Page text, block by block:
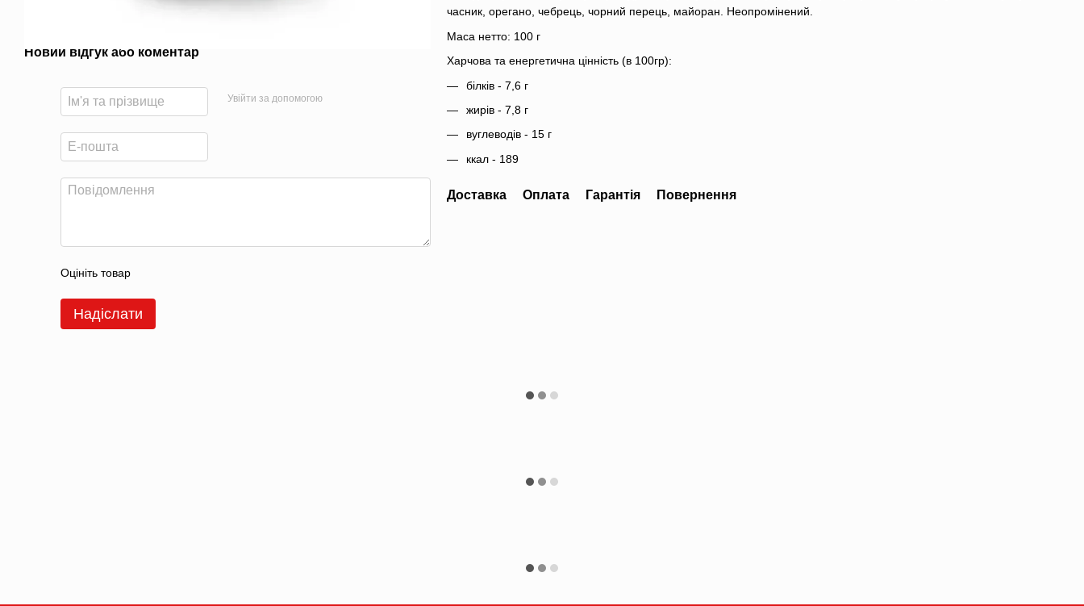
Новий відгук або коментар
Увійти за допомогою
Оцініть товар
Надіслати
часник, орегано, чебрець, чорний перець, майоран. Неопромінений.
Маса нетто: 100 г
Харчова та енергетична цінність (в 100гр):
білків - 7,6 г
жирів - 7,8 г
вуглеводів - 15 г
ккал - 189
Доставка Оплата Гарантія Повернення